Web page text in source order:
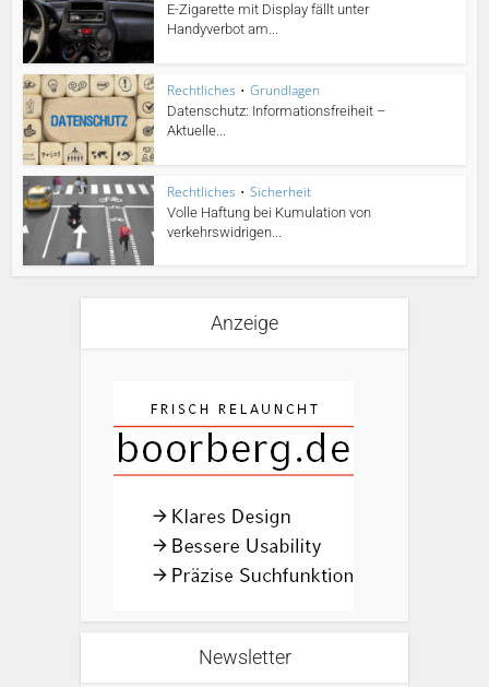
E-Zigarette mit Display fällt unter
Handyverbot am...
Rechtliches • Grundlagen
Datenschutz: Informationsfreiheit –
Aktuelle...
Rechtliches • Sicherheit
Volle Haftung bei Kumulation von
verkehrswidrigen...
Anzeige
Newsletter